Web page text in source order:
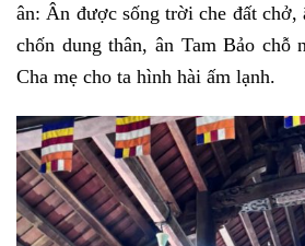
ân: Ân được sống trời che đất chở,
chốn dung thân, ân Tam Bảo chỗ
Cha mẹ cho ta hình hài ấm lạnh.